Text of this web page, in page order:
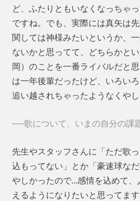
ど、ふたりともいなくなっちゃ
ですね。でも、実際には真矢は
関しては神様みたいというか、
ないかと思ってて、どちらかと
岡）のことを一番ライバルだと
は一年後輩だったけど、いろいろ
追い越されちゃったようなくやし
──歌について、いまの自分の課
先生やスタッフさんに「ただ歌
込もってない」とか「豪速球な
やしかったので…感情を込めて、
えるようになりたいと思ってます